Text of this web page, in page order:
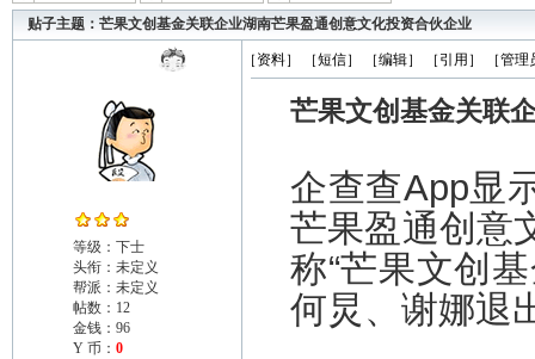
贴子主题：芒果文创基金关联企业湖南芒果盈通创意文化投资合伙企业
等级：下士
头衔：未定义
帮派：未定义
帖数：12
金钱：96
Y 币： 0
［资料］ ［短信］ ［编辑］ ［引用］ ［管
芒果文创基金关联
企查查App显
芒果盈通创意
称“芒果文创
何炅、谢娜退